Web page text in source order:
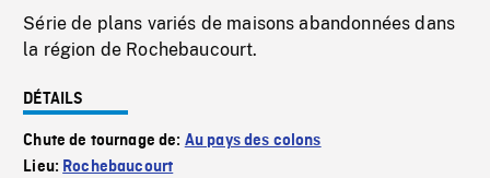
Série de plans variés de maisons abandonnées dans
la région de Rochebaucourt.
DÉTAILS
Chute de tournage de: Au pays des colons
Lieu: Rochebaucourt